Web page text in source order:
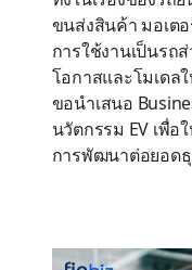
ขนส่งสินค้า มอเตอ
การใช้งานเป็นรถ
โอกาสและโมเดล
ขอนำเสนอ
นวัตกรรม EV เพื่
การพัฒนาต่อยอด